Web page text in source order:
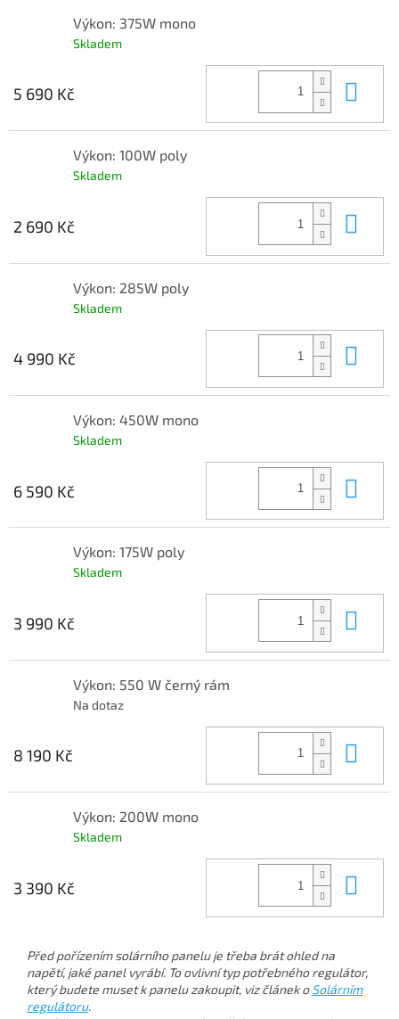
Výkon: 375W mono
Skladem
5 690 Kč
Výkon: 100W poly
Skladem
2 690 Kč
Výkon: 285W poly
Skladem
4 990 Kč
Výkon: 450W mono
Skladem
6 590 Kč
Výkon: 175W poly
Skladem
3 990 Kč
Výkon: 550 W černý rám
Na dotaz
8 190 Kč
Výkon: 200W mono
Skladem
3 390 Kč
Před pořízením solárního panelu je třeba brát ohled na
napětí, jaké panel vyrábí. To ovlivní typ potřebného regulátor,
který budete muset k panelu zakoupit, viz článek o Solárním
regulátoru.